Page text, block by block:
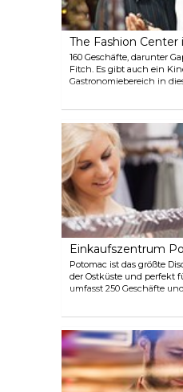
The Fashion
160 Geschäfte, darunter
Fitch. Es gibt auch ein
Gastronomiebereich in
Einkaufszentrum in der
Einkaufszentrum
Potomac ist das größte
der Ostküste und perfekt
umfasst 250 Geschäfte